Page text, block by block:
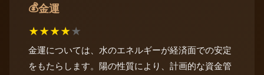
💰金運
★★★★★
金運については、水のエネルギーが経済面での安定
をもたらします。陽の性質により、計画的な資金管